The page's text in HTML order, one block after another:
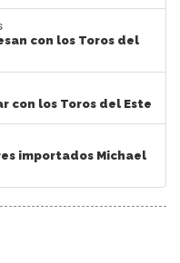
con los Toros del
con los Toros del Este
importados Michael